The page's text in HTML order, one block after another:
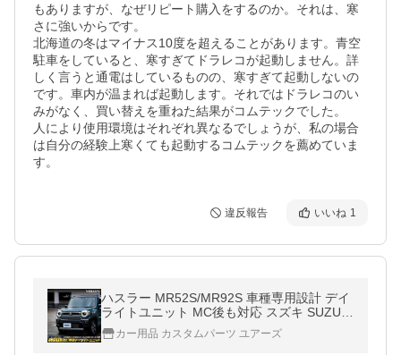
もありますが、なぜリピート購入をするのか。それは、寒
さに強いからです。
北海道の冬はマイナス10度を超えることがあります。青空
駐車をしていると、寒すぎてドラレコが起動しません。詳
しく言うと通電はしているものの、寒すぎて起動しないの
です。車内が温まれば起動します。それではドラレコのい
みがなく、買い替えを重ねた結果がコムテックでした。
人により使用環境はそれぞれ異なるでしょうが、私の場合
は自分の経験上寒くても起動するコムテックを薦めていま
す。
違反報告 いいね 1
ハスラー MR52S/MR92S 車種専用設計 デイ
ライトユニット MC後も対応 スズキ SUZUKI
HUSTLER アクセサリー ドレスアップ パー
ツ[5]-1
カー用品 カスタムパーツ ユアーズ